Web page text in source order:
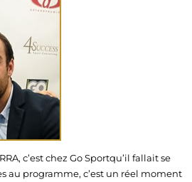
c’est chez Go Sportqu’il fallait se
au programme, c’est un réel moment